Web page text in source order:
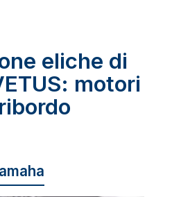
eliche di
motori